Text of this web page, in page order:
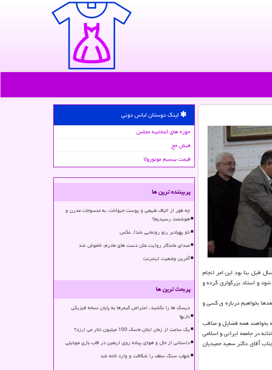
قبل بنا بود این امر انجام
و استاد بزرگواری کرده و
بخواهیم درباره ی کسی و
بخواهند همه فضایل و مناقب
در جامعه ایرانی و اسلامی
آقای دکتر سعید حمیدیان
لینک دوستان لباس دونی
حوزه های انتخابیه مجلس
فیش حج
قیمت بیسیم موتورولا
پربیننده ترین ها
چه طور از الیاف طبیعی و پوست حیوانات، به منسوجات مدرن و
هوشمند رسیدیم؟
ناو پهپادبر رنو رونمایی شد!، عکس
صدای ماندگار روایت مثل دست های مادرم، خاموش شد
آخرین وضعیت اینترنت
پربحث ترین ها
دیسک ها را نکشید، اعتراض گیمرها به پایان نسخه فیزیکی
بازیها
یک ساعت از زمان ایلان ماسک 100 میلیون دلار می ارزد؟
داستانی از حال و هوای پیاده روی اربعین در قاب بازی موبایلی
شهاب سنگ سقف را شکافت و وارد خانه شد